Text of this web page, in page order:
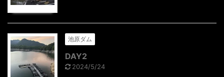
池原ダム
DAY2
2024/5/24